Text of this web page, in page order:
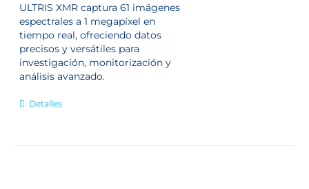
ULTRIS XMR captura 61 imágenes
espectrales a 1 megapíxel en
tiempo real, ofreciendo datos
precisos y versátiles para
investigación, monitorización y
análisis avanzado.
Detalles